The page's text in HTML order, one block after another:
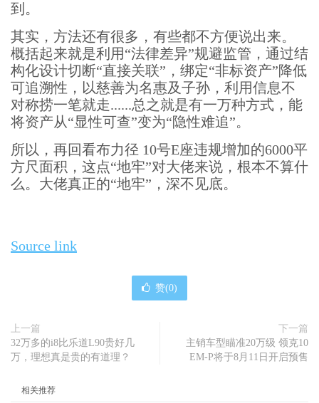
到。
其实，方法还有很多，有些都不方便说出来。
概括起来就是利用“法律差异”规避监管，通过结
构化设计切断“直接关联”，绑定“非标资产”降低
可追溯性，以慈善为名惠及子孙，利用信息不
对称捞一笔就走......总之就是有一万种方式，能
将资产从“显性可查”变为“隐性难追”。
所以，再回看布力径 10号E座违规增加的6000平
方尺面积，这点“地牢”对大佬来说，根本不算什
么。大佬真正的“地牢”，深不见底。
Source link
赞(0)
上一篇
32万多的i8比乐道L90贵好几
万，理想真是贵的有道理？
下一篇
主销车型瞄准20万级 领克10
EM-P将于8月11日开启预售
相关推荐